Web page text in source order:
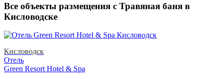
Все объекты размещения с Травяная баня в
Кисловодске
Кисловодск
Отель
Green Resort Hotel & Spa